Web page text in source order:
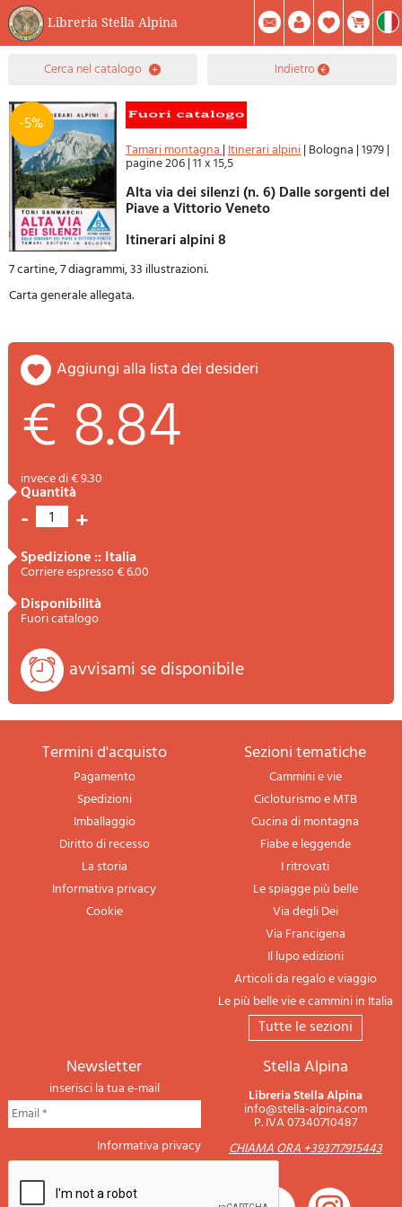
Libreria Stella Alpina
0 Prodotto(i) Attualmente Nel Carrello Riepilogo
Facebook
Registrati Mod. Password
cerca nel catalogo indietro
-5%
Tamari montagna|Itinerari alpini| Bologna |1979|
pagine 206|11 x 15,5
Alta via dei silenzi (n. 6) Dalle sorgenti del
Piave a Vittorio Veneto
Itinerari alpini 8
7 cartine, 7 diagrammi, 33 illustrazioni.
Carta generale allegata.
aggiungi alla lista dei desideri
€ 8.84
invece di € 9.30
quantità
- 1 +
spedizione :: Italia
Corriere espresso € 6.00
disponibilità
Fuori catalogo
avvisami se disponibile
termini d'acquisto
Pagamento
Spedizioni
Imballaggio
Diritto di recesso
La storia
Informativa privacy
Cookie
sezioni tematiche
Cammini e vie
Cicloturismo e MTB
Cucina di montagna
Fiabe e leggende
I ritrovati
Le spiagge più belle
Via degli Dei
Via Francigena
Il lupo edizioni
Articoli da regalo e viaggio
Le più belle vie e cammini in Italia
tutte le sezioni
newsletter
inserisci la tua e-mail
Informativa privacy
Stella Alpina
Libreria Stella Alpina
info@stella-alpina.com
P. IVA 07340710487
CHIAMA ORA +393717915443